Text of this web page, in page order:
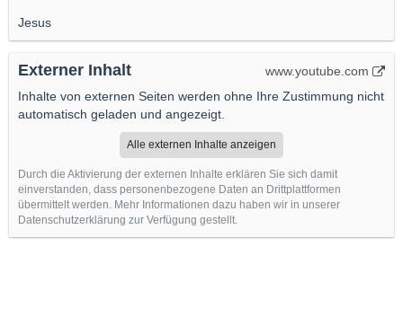
Jesus
Externer Inhalt
www.youtube.com
Inhalte von externen Seiten werden ohne Ihre Zustimmung nicht
automatisch geladen und angezeigt.
Alle externen Inhalte anzeigen
Durch die Aktivierung der externen Inhalte erklären Sie sich damit
einverstanden, dass personenbezogene Daten an Drittplattformen
übermittelt werden. Mehr Informationen dazu haben wir in unserer
Datenschutzerklärung zur Verfügung gestellt.